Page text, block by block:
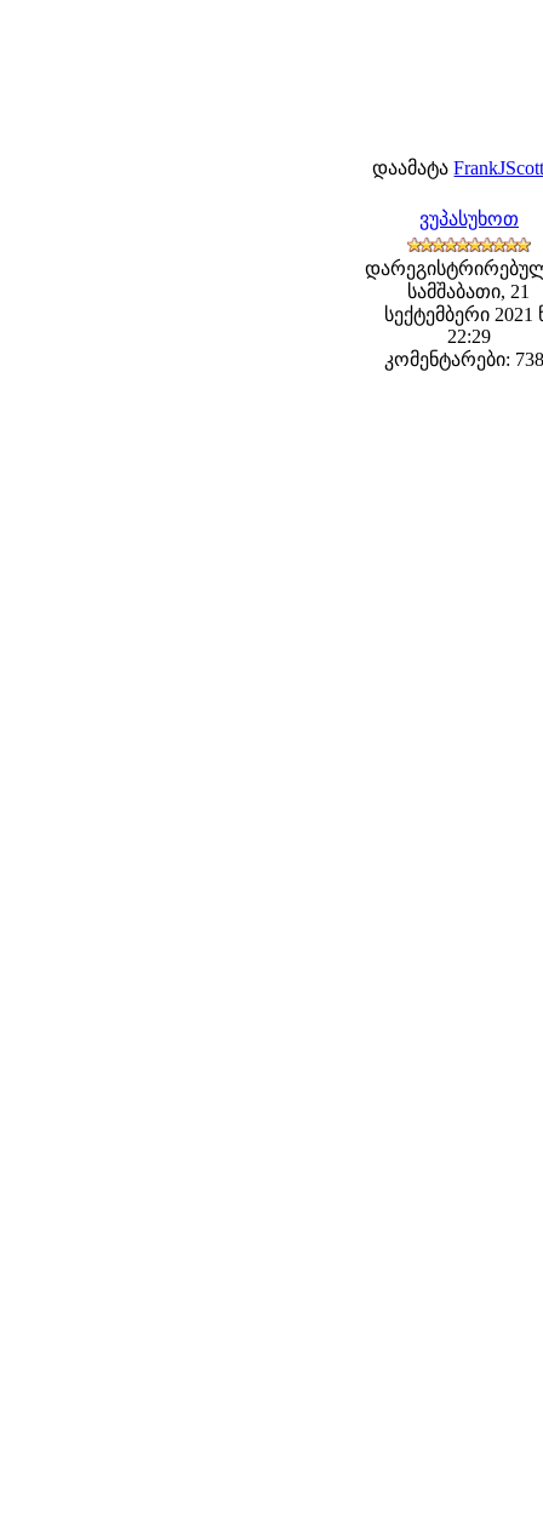
დაამატა
ვუპასუხოთ
სამშაბათი, 21
სექტემბერი 2021
22:29
კომენტარები: